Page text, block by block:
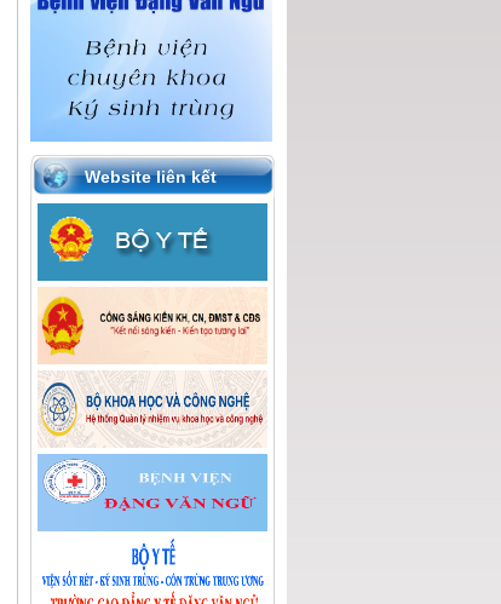
Website liên kết